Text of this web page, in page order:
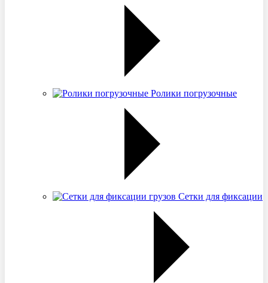
Ролики погрузочные
Сетки для фиксации